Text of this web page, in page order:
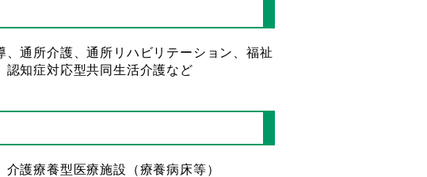
通所介護、通所リハビリテーション、福祉
認知症対応型共同生活介護など
護療養型医療施設（療養病床等）